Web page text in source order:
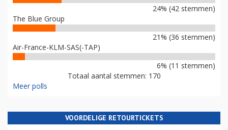
24% (42 stemmen)
The Blue Group
21% (36 stemmen)
Air-France-KLM-SAS(-TAP)
6% (11 stemmen)
Totaal aantal stemmen: 170
Meer polls
VOORDELIGE RETOURTICKETS